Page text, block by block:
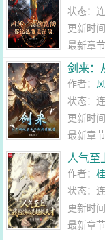
状态：
更新时
最新章
剑来：
作者：
状态：
更新时
最新章
人气至
作者：
状态：
更新时
最新章